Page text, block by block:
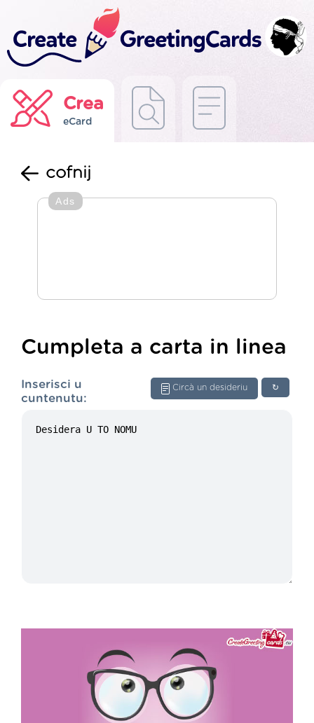
Crea
eCard
cofnij
Ads
Cumpleta a carta in linea
↻
Circà un desideriu
Inserisci u
cuntenutu: